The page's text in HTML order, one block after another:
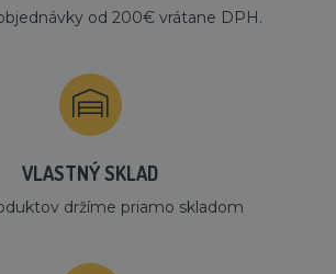
od 200€ vrátane DPH.
VLASTNÝ SKLAD
držíme priamo skladom